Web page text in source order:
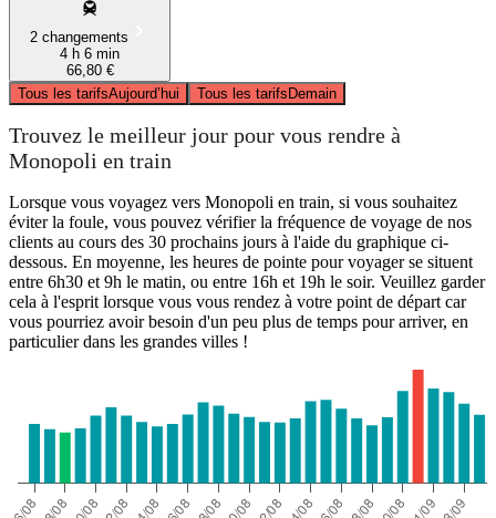
2 changements
4 h 6 min
66,80 €
Tous les tarifsAujourd’hui Tous les tarifsDemain
Trouvez le meilleur jour pour vous rendre à
Monopoli en train
Lorsque vous voyagez vers Monopoli en train, si vous souhaitez
éviter la foule, vous pouvez vérifier la fréquence de voyage de nos
clients au cours des 30 prochains jours à l'aide du graphique ci-
dessous. En moyenne, les heures de pointe pour voyager se situent
entre 6h30 et 9h le matin, ou entre 16h et 19h le soir. Veuillez garder
cela à l'esprit lorsque vous vous rendez à votre point de départ car
vous pourriez avoir besoin d'un peu plus de temps pour arriver, en
particulier dans les grandes villes !